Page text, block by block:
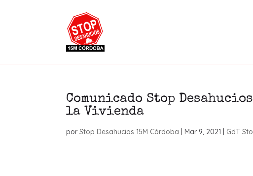
Comunicado Stop
la Vivienda
porStop Desahucios 15M Córdoba |Mar 9, 2021 GdT